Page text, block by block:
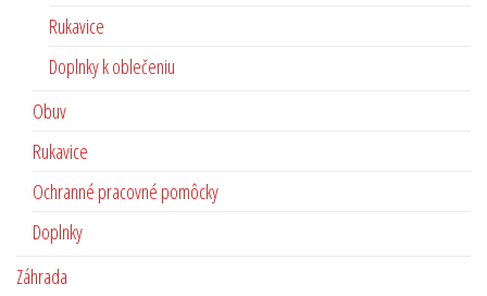
Rukavice
Doplnky k oblečeniu
Obuv
Rukavice
Ochranné pracovné pomôcky
Doplnky
Záhrada